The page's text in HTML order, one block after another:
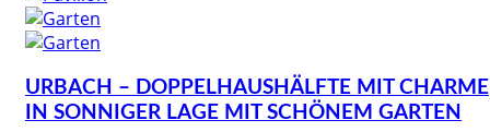
URBACH – DOPPELHAUSHÄLFTE MIT CHARME
IN SONNIGER LAGE MIT SCHÖNEM GARTEN